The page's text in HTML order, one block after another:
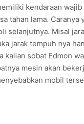
kendaraan
tahan lama.
selanjutnya. Misal
jarak tempuh nya
kalian sobat Edmon
mesin akan
mobil